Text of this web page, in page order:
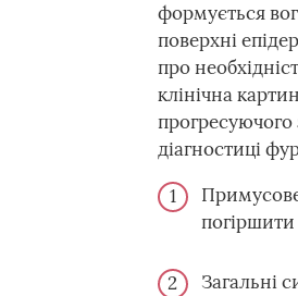
формується
поверхні
про
клінічна
прогресуючого
діагностиці
погіршити
Загальні